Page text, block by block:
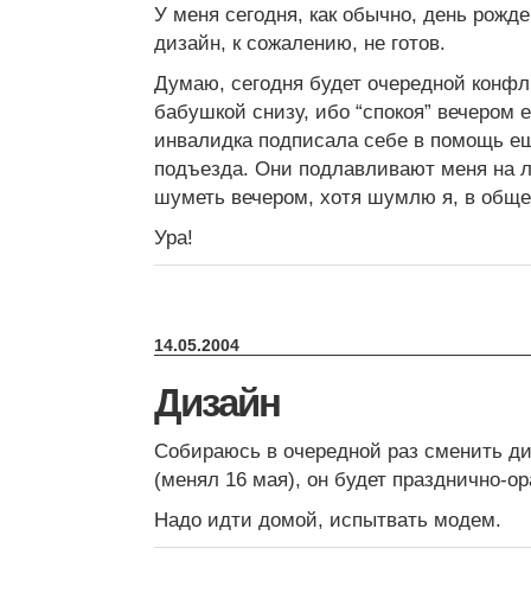
У меня сегодня, как обычно, день
дизайн, к сожалению, не готов.
Думаю, сегодня будет очередной
бабушкой снизу, ибо “спокоя” вечером
инвалидка подписала себе в помощь
подъезда. Они подлавливают меня на
шуметь вечером, хотя шумлю я, в
Ура!
14.05.2004
Дизайн
Собираюсь в очередной раз сменить
(менял 16 мая), он будет празднично-
Надо идти домой, испытвать модем.